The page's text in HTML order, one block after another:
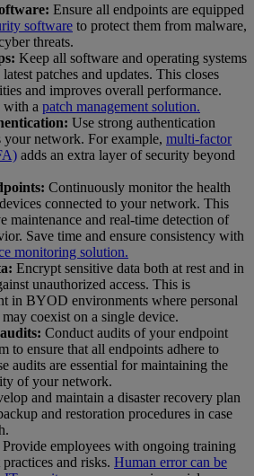
Ensure all endpoints are equipped
software to protect them from malware,
threats.
Keep all software and operating systems
patches and updates. This closes
and improves overall performance.
with a patch management solution.
Use strong authentication
your network. For example, multi-factor
adds an extra layer of security beyond
Continuously monitor the health
connected to your network. This
maintenance and real-time detection of
Save time and ensure consistency with
monitoring solution.
Encrypt sensitive data both at rest and in
unauthorized access. This is
in BYOD environments where personal
coexist on a single device.
Conduct audits of your endpoint
to ensure that all endpoints adhere to
audits are essential for maintaining the
of your network.
and maintain a disaster recovery plan
and restoration procedures in case
Provide employees with ongoing training
and risks. Human error can be